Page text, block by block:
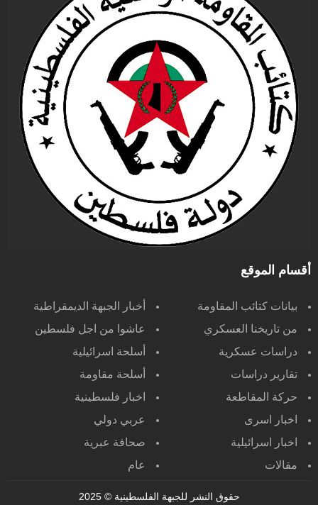
أقسام الموقع
بيانات كتائب المقاومة
أخبار الجبهة الديمقراطية
من تاريخنا العسكري
عاشوا من اجل فلسطين
دراسات عسكرية
أسلحة اسرائيلية
تقارير دراسات
أسلحة مقاومة
حركة المقاطعة
اخبار فلسطينية
اخبار اسرى
عربي دولي
اخبار اسرائيلية
صحافة عبرية
مقالات
عام
حقوق النشر للجبهة الفلسطينية© 2025